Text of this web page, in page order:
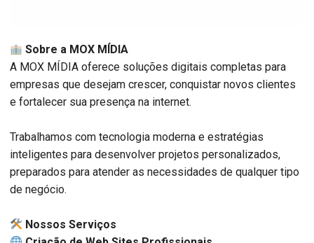
Sobre a MOX MÍDIA
A MOX MÍDIA oferece soluções digitais completas para
empresas que desejam crescer, conquistar novos clientes
e fortalecer sua presença na internet.
Trabalhamos com tecnologia moderna e estratégias
inteligentes para desenvolver projetos personalizados,
preparados para atender as necessidades de qualquer tipo
de negócio.
️ Nossos Serviços